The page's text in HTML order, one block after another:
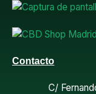
o
o
k
Contacto
C/